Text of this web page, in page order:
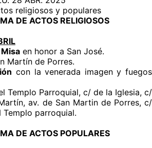
religiosos y populares
DE ACTOS RELIGIOSOS
en honor a San José.
Martín de Porres.
con la venerada imagen y fuegos
Templo Parroquial, c/ de la Iglesia, c/
av. de San Martin de Porres, c/
Templo parroquial.
DE ACTOS POPULARES